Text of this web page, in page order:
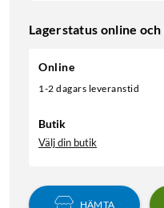
Lagerstatus online
Online
1-2 dagars leveranstid
Butik
Välj din butik
HÄMTA